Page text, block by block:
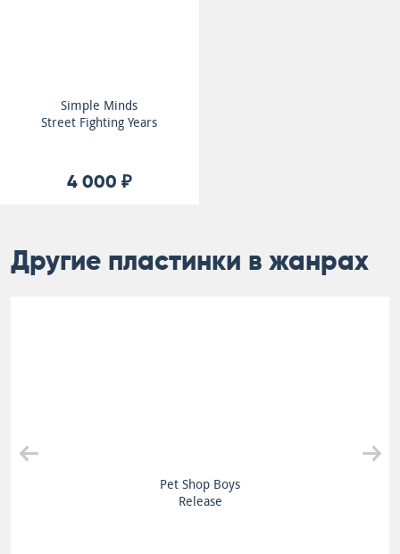
Simple Minds
Street Fighting Years
4 000 ₽
Другие пластинки в жанрах
Pet Shop Boys
Release